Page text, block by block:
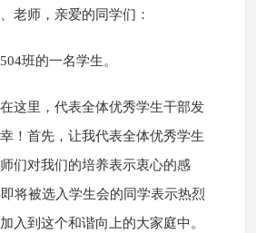
老师，亲爱的同学们：
班的一名学生。
这里，代表全体优秀学生干部发
！首先，让我代表全体优秀学生
们对我们的培养表示衷心的感
将被选入学生会的同学表示热烈
入到这个和谐向上的大家庭中。